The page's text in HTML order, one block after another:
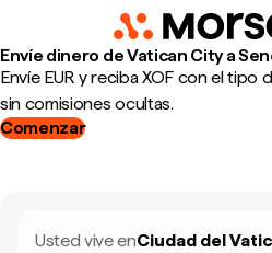
Envíe dinero de Vatican City a
Envíe EUR y reciba XOF con el tipo
sin comisiones ocultas.
Comenzar
Usted vive enCiudad del